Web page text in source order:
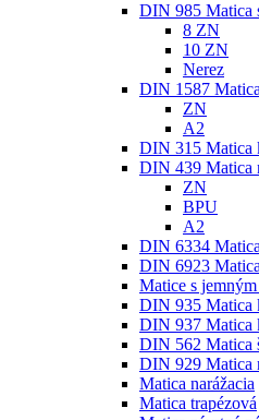
DIN 985 Matica
8 ZN
10 ZN
Nerez
DIN 1587
ZN
A2
DIN 315 Matica
DIN 439 Matica
ZN
BPU
A2
DIN 6334
DIN 6923
Matice s
DIN 935 Matica
DIN 937 Matica
DIN 562 Matica
DIN 929 Matica
Matica narážacia
Matica trapézová